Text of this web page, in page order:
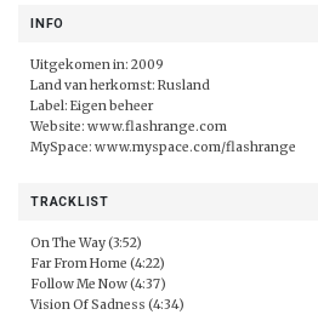
INFO
Uitgekomen in: 2009
Land van herkomst: Rusland
Label: Eigen beheer
Website: www.flashrange.com
MySpace: www.myspace.com/flashrange
TRACKLIST
On The Way (3:52)
Far From Home (4:22)
Follow Me Now (4:37)
Vision Of Sadness (4:34)